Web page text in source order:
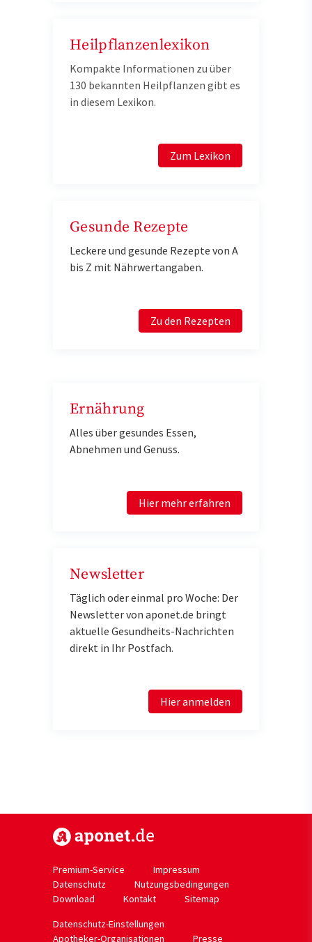
Heilpflanzenlexikon
Kompakte Informationen zu über
130 bekannten Heilpflanzen gibt es
in diesem Lexikon.
Zum Lexikon
Gesunde Rezepte
Leckere und gesunde Rezepte von A
bis Z mit Nährwertangaben.
Zu den Rezepten
Ernährung
Alles über gesundes Essen,
Abnehmen und Genuss.
Hier mehr erfahren
Newsletter
Täglich oder einmal pro Woche: Der
Newsletter von aponet.de bringt
aktuelle Gesundheits-Nachrichten
direkt in Ihr Postfach.
Hier anmelden
Premium-Service
Impressum
Datenschutz
Nutzungsbedingungen
Download
Kontakt
Sitemap
Datenschutz-Einstellungen
Apotheker-Organisationen
Presse